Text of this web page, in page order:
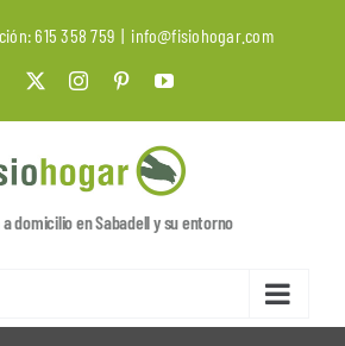
615 358 759 | info@fisiohogar.com
Facebook
X InstagramPinterestYouTube
domicilio en Sabadell y su entorno